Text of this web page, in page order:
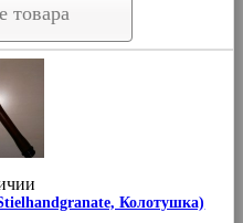
товара
Колотушка)